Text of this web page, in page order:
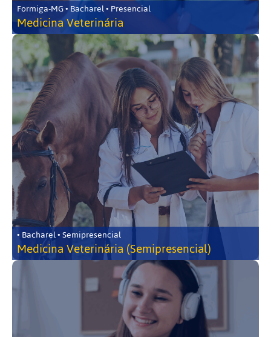
Formiga-MG • Bacharel • Presencial
Medicina Veterinária
• Bacharel • Semipresencial
Medicina Veterinária (Semipresencial)